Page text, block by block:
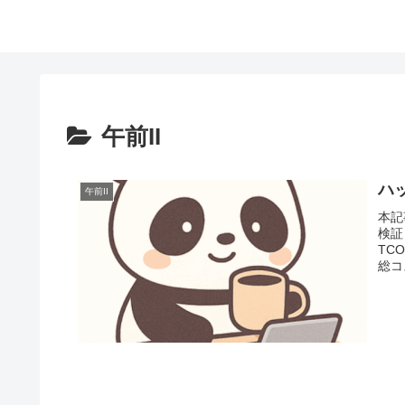
午前II
午前II ハ
本
検
総